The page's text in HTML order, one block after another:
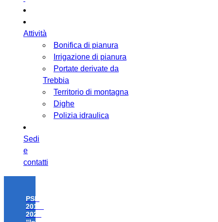
Attività
Bonifica di pianura
Irrigazione di pianura
Portate derivate da
Trebbia
Territorio di montagna
Dighe
Polizia idraulica
Sedi
e
contatti
PSR
2014-
2020